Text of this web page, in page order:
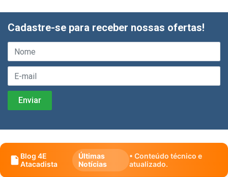
Cadastre-se para receber nossas ofertas!
Blog 4E
Atacadista
Últimas
Notícias
• Conteúdo técnico e
atualizado.